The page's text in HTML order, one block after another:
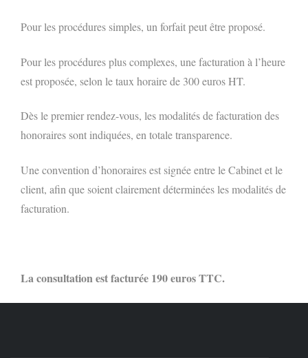
Pour les procédures simples, un forfait peut être proposé.
Pour les procédures plus complexes, une facturation à l’heure
est proposée, selon le taux horaire de 300 euros HT.
Dès le premier rendez-vous, les modalités de facturation des
honoraires sont indiquées, en totale transparence.
Une convention d’honoraires est signée entre le Cabinet et le
client, afin que soient clairement déterminées les modalités de
facturation.
La consultation est facturée 190 euros TTC.